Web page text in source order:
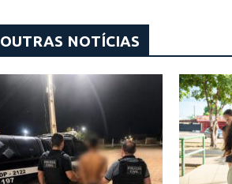
OUTRAS NOTÍCIAS